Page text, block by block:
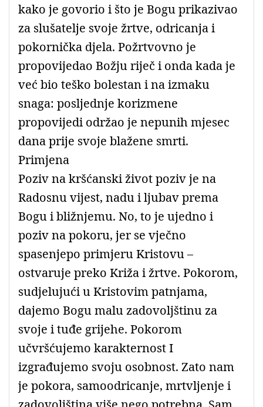
kako je govorio i što je Bogu prikazivao
za slušatelje svoje žrtve, odricanja i
pokornička djela. Požrtvovno je
propovijedao Božju riječ i onda kada je
već bio teško bolestan i na izmaku
snaga: posljednje korizmene
propovijedi održao je nepunih mjesec
dana prije svoje blažene smrti.
Primjena
Poziv na kršćanski život poziv je na
Radosnu vijest, nadu i ljubav prema
Bogu i bližnjemu. No, to je ujedno i
poziv na pokoru, jer se vječno
spasenjepo primjeru Kristovu –
ostvaruje preko Križa i žrtve. Pokorom,
sudjelujući u Kristovim patnjama,
dajemo Bogu malu zadovoljštinu za
svoje i tuđe grijehe. Pokorom
učvršćujemo karakternost I
izgrađujemo svoju osobnost. Zato nam
je pokora, samoodricanje, mrtvljenje i